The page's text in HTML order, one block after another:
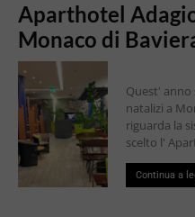
Aparthotel
Monaco di
Quest' anno
natalizi a
riguarda la
scelto l'
Continua a